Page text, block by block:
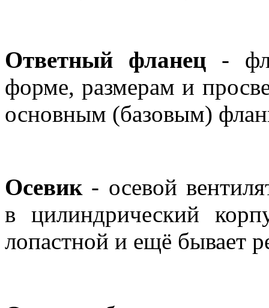
Ответный фланец-
форме, размерам и
основным (базовым)
Осевик- осевой
в цилиндрический
лопастной и ещё бывает